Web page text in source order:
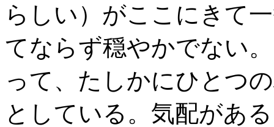
らしい）がここにきて
てならず穏やかでない
って、たしかにひとつ
としている。気配があ